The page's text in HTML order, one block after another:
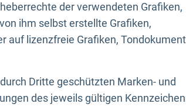
der verwendeten Grafiken,
ihm selbst erstellte Grafiken,
auf lizenzfreie Grafiken,
Dritte geschützten Marken- und
des jeweils gültigen